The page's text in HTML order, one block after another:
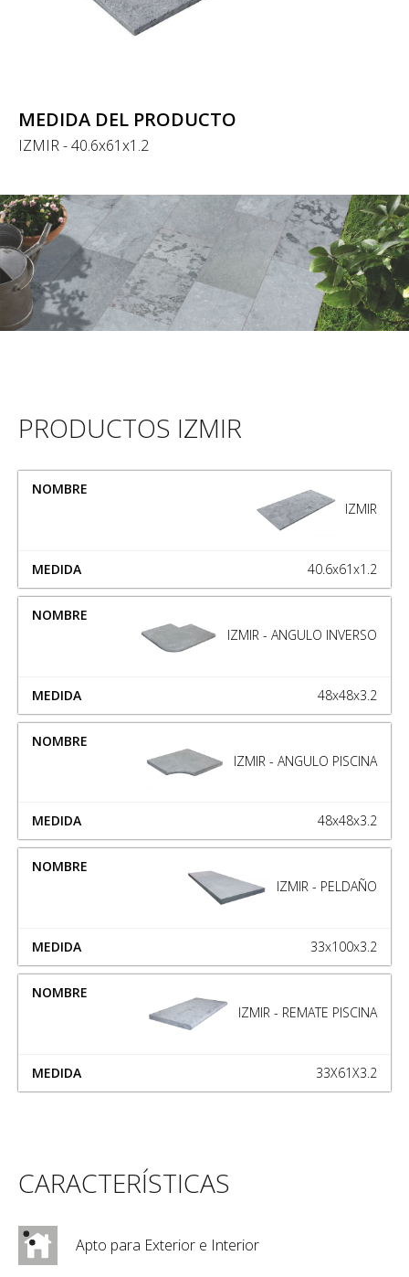
MEDIDA DEL PRODUCTO
IZMIR - 40.6x61x1.2
PRODUCTOS IZMIR
NOMBRE
IZMIR
40.6x61x1.2
IZMIR - ANGULO INVERSO
48x48x3.2
IZMIR - ANGULO PISCINA
48x48x3.2
IZMIR - PELDAÑO
33x100x3.2
IZMIR - REMATE PISCINA
33X61X3.2
CARACTERÍSTICAS
Apto para Exterior e Interior